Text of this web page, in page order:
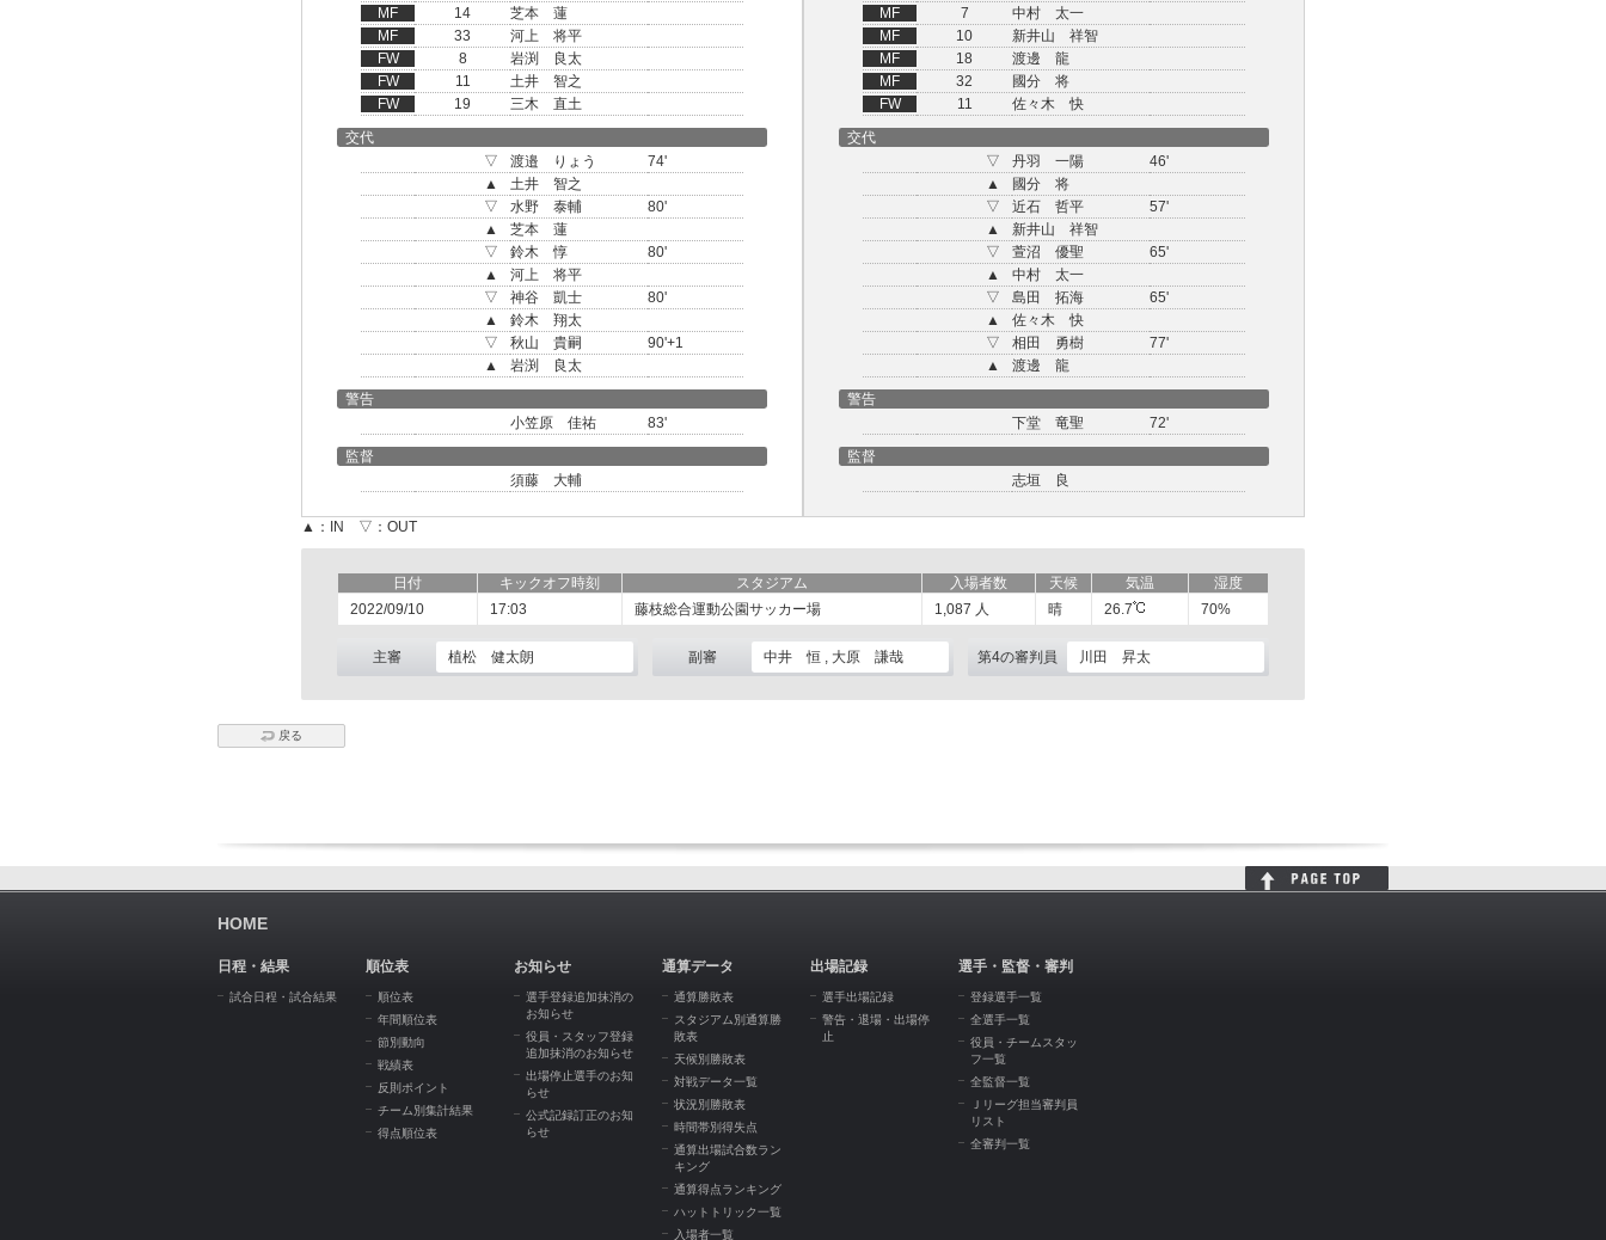
MF
14
芝本 蓮
MF
33
河上 将平
FW
8
岩渕 良太
FW
11
土井 智之
FW
19 三木 直土
MF
7
中村 太一
MF
10
新井山 祥智
MF
18
渡邊 龍
MF
32
國分 将
FW
11
佐々木 快
交代
▽
渡邉 りょう
74'
▲
土井 智之
▽
水野 泰輔
80'
▲
芝本 蓮
▽
鈴木 惇
80'
▲
河上 将平
▽
神谷 凱士
80'
▲
鈴木 翔太
▽
秋山 貴嗣
90'+1
▲
岩渕 良太
交代
▽
丹羽 一陽
46'
▲
國分 将
▽
近石 哲平
57'
▲
新井山 祥智
▽
萱沼 優聖
65'
▲
中村 太一
▽
島田 拓海
65'
▲
佐々木 快
▽
相田 勇樹
77'
▲
渡邊 龍
警告
小笠原 佳祐
83'
警告
下堂 竜聖
72'
監督
須藤 大輔
監督
志垣 良
▲：IN ▽：OUT
日付 キックオフ時刻 スタジアム 入場者数 天候 気温
湿度
2022/09/10
17:03 藤枝総合運動公園サッカー場 1,087 人 晴 26.7 70%
主審 植松 健太朗 副審 中井 恒 , 大原 謙哉 第4の審判員 川田 昇太
戻る
HOME
日程・結果
試合日程・試合結果
順位表
順位表
年間順位表
節別動向
戦績表
反則ポイント
チーム別集計結果
得点順位表
お知らせ
選手登録追加抹消の
お知らせ
役員・スタッフ登録
追加抹消のお知らせ
出場停止選手のお知
らせ
公式記録訂正のお知
らせ
通算データ
通算勝敗表
スタジアム別通算勝
敗表
天候別勝敗表
対戦データ一覧
状況別勝敗表
時間帯別得失点
通算出場試合数ラン
キング
通算得点ランキング
ハットトリック一覧
入場者一覧
出場記録
選手出場記録
警告・退場・出場停
止
選手・監督・審判
登録選手一覧
全選手一覧
役員・チームスタッ
フ一覧
全監督一覧
Ｊリーグ担当審判員
リスト
全審判一覧